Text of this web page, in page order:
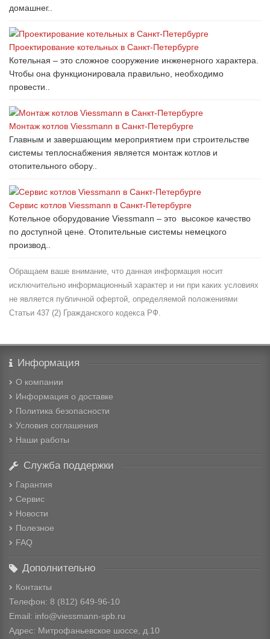
домашнег..
Проектирование котельных в Санкт-Петербурге
Котельная – это сложное сооружение инженерного характера.
Чтобы она функционировала правильно, необходимо
провести..
Монтаж котлов Viessmann в Санкт-Петербурге
Главным и завершающим мероприятием при строительстве
системы теплоснабжения является монтаж котлов и
отопительного обору..
Сервис котлов Viessmann в Санкт-Петербурге
Котельное оборудование Viessmann – это высокое качество
по доступной цене. Отопительные системы немецкого
производ..
Обращаем ваше внимание, что данная информация носит
исключительно информационный характер и ни при каких условиях
не является публичной офертой, определяемой положениями
Статьи 437 (2) Гражданского кодекса РФ.
Информация
О компании
Информация о доставке
Политика безопасности
Условия соглашения
Наши работы
Служба поддержки
Гарантия
Сервис
Новости
Полезное
FAQ
Дополнительно
Контакты
Телефон: 8 (812) 649-96-10
Email: info@viessmann-spb.ru
Адрес: Митрофаньевское шоссе, д.10